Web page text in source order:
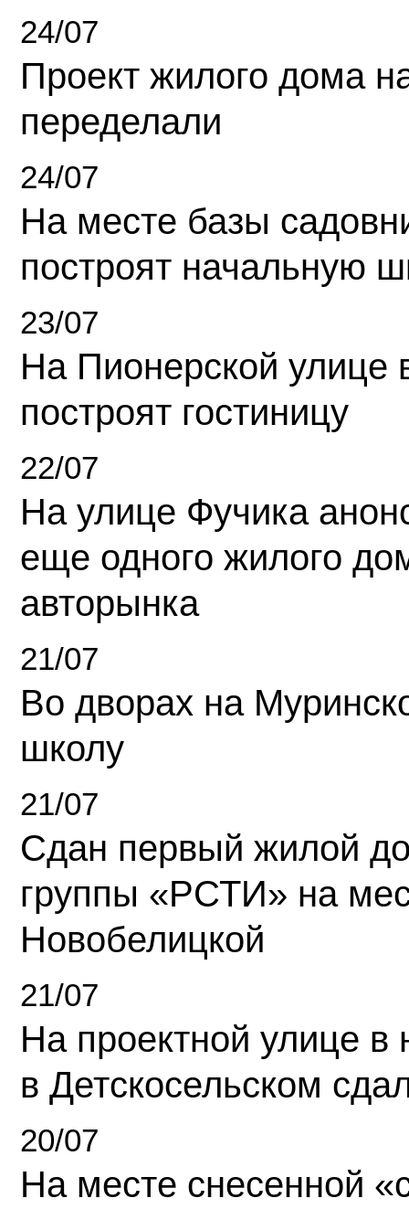
24/07
Проект жилого дома
переделали
24/07
На месте базы
построят начальную
23/07
На Пионерской улице
построят гостиницу
22/07
На улице Фучика
еще одного жилого
авторынка
21/07
Во дворах на
школу
21/07
Сдан первый жилой
группы «РСТИ» на
Новобелицкой
21/07
На проектной улице
в Детскосельском
20/07
На месте снесенной